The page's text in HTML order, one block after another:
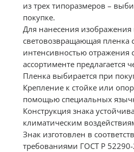
из трех типоразмеров –
покупке.
Для нанесения изображения
световозвращающая пленка
интенсивностью отражения
ассортименте предлагается
Пленка выбирается при
Крепление к стойке или
помощью специальных
Конструкция знака
климатическим
Знак изготовлен в
требованиями ГОСТ Р